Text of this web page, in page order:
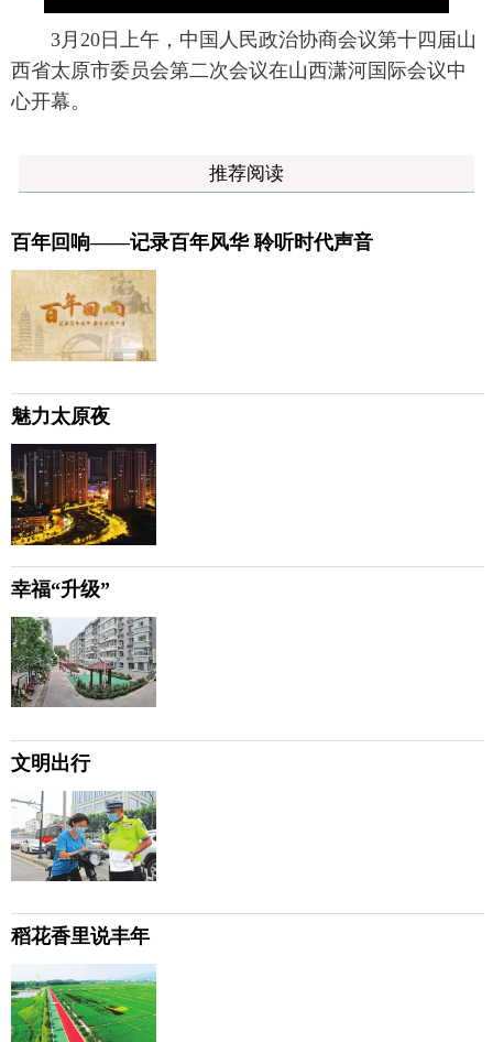
3月20日上午，中国人民政治协商会议第十四届山
西省太原市委员会第二次会议在山西潇河国际会议中
心开幕。
推荐阅读
百年回响——记录百年风华 聆听时代声音
魅力太原夜
幸福“升级”
文明出行
稻花香里说丰年